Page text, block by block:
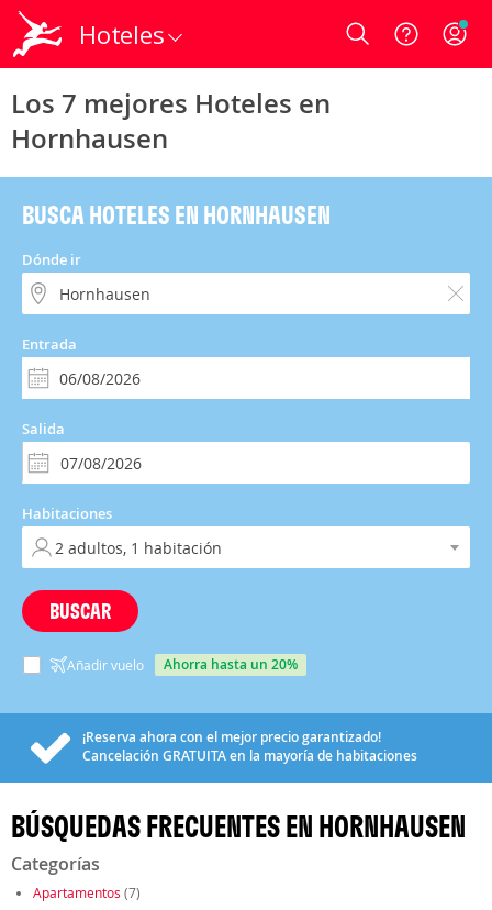
Hoteles Login
Los 7 mejores Hoteles en
Hornhausen
BUSCA HOTELES EN HORNHAUSEN
Dónde ir
Entrada
Salida
Habitaciones
BUSCAR
Añadir vuelo ahorra hasta un 20%
¡Reserva ahora con el mejor precio garantizado!
Cancelación GRATUITAen la mayoría de habitaciones
BÚSQUEDAS FRECUENTES EN HORNHAUSEN
Categorías
Apartamentos (7)